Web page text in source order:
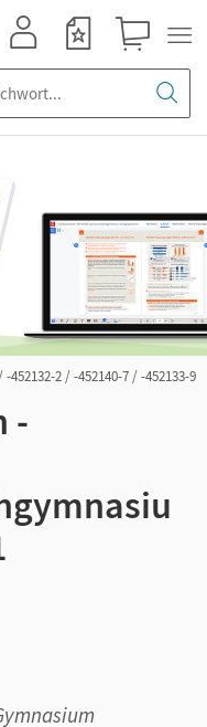
452132-2 / -452140-7 / -452133-9
-